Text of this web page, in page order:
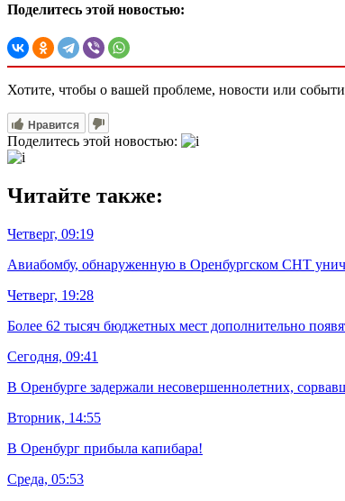
Поделитесь этой новостью:
Хотите, чтобы о вашей проблеме, новости или
Нравится
Поделитесь этой новостью:
Читайте также:
Четверг, 09:19
Авиабомбу, обнаруженную в Оренбургском СНТ
Четверг, 19:28
Более 62 тысяч бюджетных мест дополнительно
Сегодня, 09:41
В Оренбурге задержали несовершеннолетних,
Вторник, 14:55
В Оренбург прибыла капибара!
Среда, 05:53